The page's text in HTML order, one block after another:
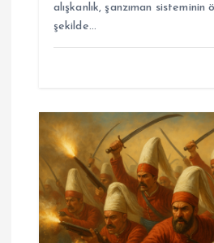
alışkanlık, şanzıman
şekilde…